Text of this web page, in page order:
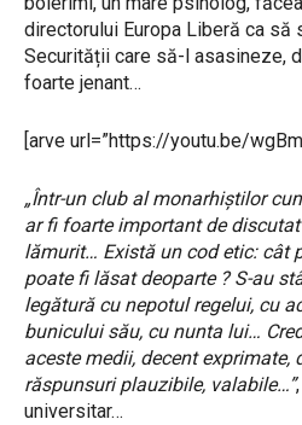
directorului Europa Liberă ca să
Securității care să-l asasineze,
foarte jenant…
[arve url=”https://youtu.be/
„Într-un club al monarhiștilor
ar fi foarte important de
lămurit… Există un cod etic: cât
poate fi lăsat deoparte ? S-au
legătură cu nepotul regelui, cu
bunicului său, cu nunta lui…
aceste medii, decent exprimate,
răspunsuri plauzibile, valabile…”
universitar…